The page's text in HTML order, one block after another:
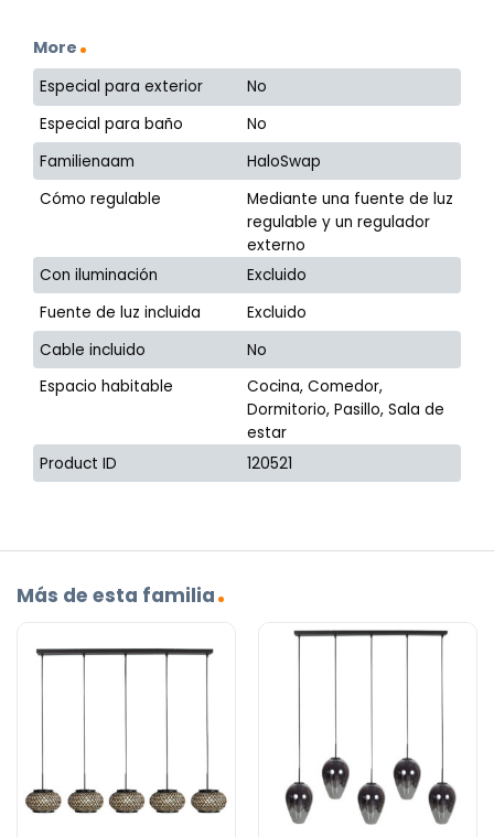
More
Especial para exterior
No
Especial para baño
No
Familienaam
HaloSwap
Cómo regulable
Mediante una fuente de luz
regulable y un regulador
externo
Con iluminación
Excluido
Fuente de luz incluida
Excluido
Cable incluido
No
Espacio habitable
Cocina, Comedor,
Dormitorio, Pasillo, Sala de
estar
Product ID
120521
Más de esta familia